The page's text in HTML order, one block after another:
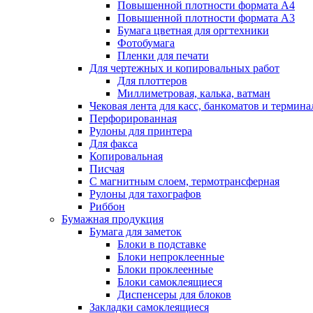
Повышенной плотности формата А4
Повышенной плотности формата А3
Бумага цветная для оргтехники
Фотобумага
Пленки для печати
Для чертежных и копировальных работ
Для плоттеров
Миллиметровая, калька, ватман
Чековая лента для касс, банкоматов и
Перфорированная
Рулоны для принтера
Для факса
Копировальная
Писчая
С магнитным слоем, термотрансферная
Рулоны для тахографов
Риббон
Бумажная продукция
Бумага для заметок
Блоки в подставке
Блоки непроклеенные
Блоки проклеенные
Блоки самоклеящиеся
Диспенсеры для блоков
Закладки самоклеящиеся